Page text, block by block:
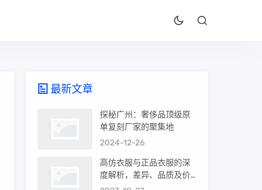
最新文章
探秘广州：奢侈品顶级原
单复刻厂家的聚集地
2024-12-26
高仿衣服与正品衣服的深
度解析，差异、品质及价
值